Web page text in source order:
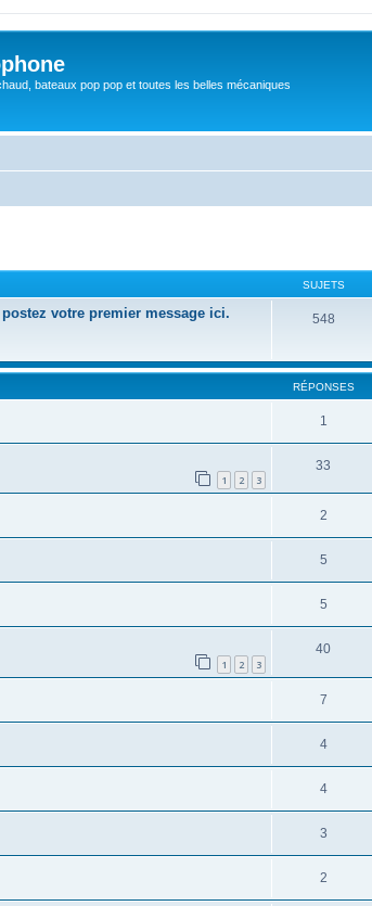
bateaux pop pop et toutes les belles mécaniques
SUJETS
votre premier message ici. 548
RÉPONSES
1
1 2 3
33
2
5
5
1 2 3
40
7
4
4
3
2